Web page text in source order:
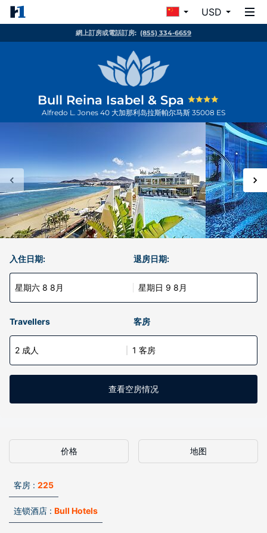
USD
網上訂房或電話訂房: (855) 334-6659
Bull Reina Isabel & Spa
Alfredo L. Jones 40 大加那利岛拉斯帕尔马斯 35008 ES
入住日期:
星期六 8 8月
退房日期:
星期日 9 8月
Travellers 客房
2 成人 1 客房
查看空房情况
价格 地图
客房 : 225
连锁酒店 : Bull Hotels